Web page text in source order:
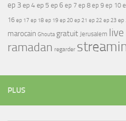
ep 3ep 4ep 5 ep 6 ep 7 ep 8 ep 9 ep 10
16 ep 17 ep 18 ep 19 ep 20 ep 21 ep 22 ep 23 ep
marocain Ghouta gratuit Jerusalem live
ramadan regarder
PLUS